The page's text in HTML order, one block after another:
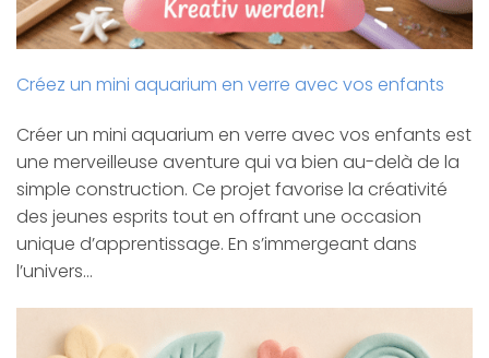
Créez un mini aquarium en verre avec vos enfants
Créer un mini aquarium en verre avec vos enfants est
une merveilleuse aventure qui va bien au-delà de la
simple construction. Ce projet favorise la créativité
des jeunes esprits tout en offrant une occasion
unique d’apprentissage. En s’immergeant dans
l’univers…